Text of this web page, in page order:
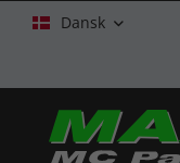
Dansk 